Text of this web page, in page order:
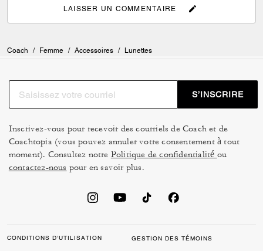
LAISSER UN COMMENTAIRE
Coach / Femme / Accessoires / Lunettes
S’INSCRIRE
Inscrivez-vous pour recevoir des courriels de Coach et de
Coachtopia (vous pouvez annuler votre consentement à tout
moment). Consultez notre Politique de confidentialité ou
contactez-nous pour en savoir plus.
CONDITIONS D’UTILISATION GESTION DES TÉMOINS